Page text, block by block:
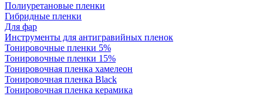
Полиуретановые пленки
Гибридные пленки
Для фар
Инструменты для антигравийных пленок
Тонировочные пленки 5%
Тонировочные пленки 15%
Тонировочная пленка хамелеон
Тонировочная пленка Black
Тонировочная пленка керамика